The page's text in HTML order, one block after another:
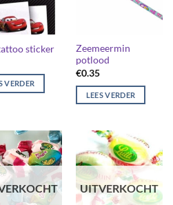
sticker
VERDER
Zeemeermin
potlood
€0.35
LEES VERDER
UITVERKOCHT